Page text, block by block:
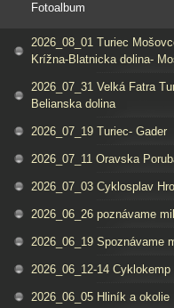
Fotoalbum
2026_08_01 Turiec
Krížna-Blatnicka dolina-
2026_07_31 Velká Fatra
Belianska dolina
2026_07_19 Turiec- Gader
2026_07_11 Oravska
2026_07_03 Cyklosplav
2026_06_26 poznávame
2026_06_19 Spoznávame
2026_06_12-14 Cyklokemp
2026_06_05 Hliník a okolie